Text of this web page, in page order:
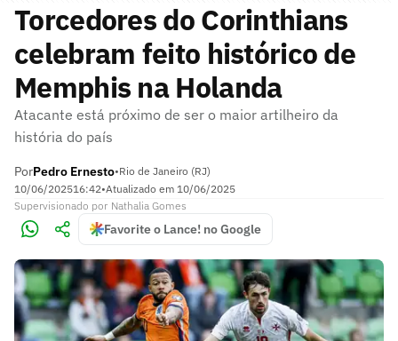
Torcedores do Corinthians
celebram feito histórico de
Memphis na Holanda
Atacante está próximo de ser o maior artilheiro da
história do país
PorPedro Ernesto•Rio de Janeiro (RJ)
10/06/202516:42•Atualizado em 10/06/2025
Supervisionado por Nathalia Gomes
Favorite o Lance! no Google